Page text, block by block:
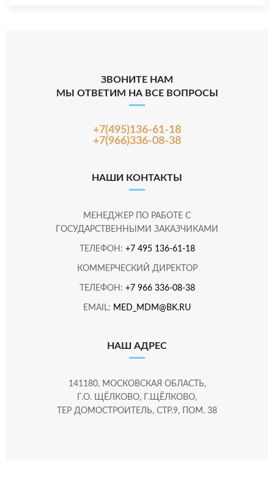
ЗВОНИТЕ НАМ
МЫ ОТВЕТИМ НА ВСЕ ВОПРОСЫ
+7(495)136-61-18
+7(966)336-08-38
НАШИ КОНТАКТЫ
МЕНЕДЖЕР ПО РАБОТЕ С
ГОСУДАРСТВЕННЫМИ ЗАКАЗЧИКАМИ
ТЕЛЕФОН: +7 495 136-61-18
КОММЕРЧЕСКИЙ ДИРЕКТОР
ТЕЛЕФОН: +7 966 336-08-38
EMAIL: MED_MDM@BK.RU
НАШ АДРЕС
141180, МОСКОВСКАЯ ОБЛАСТЬ,
Г.О. ЩЁЛКОВО, Г.ЩЁЛКОВО,
ТЕР ДОМОСТРОИТЕЛЬ, СТР.9, ПОМ. 38